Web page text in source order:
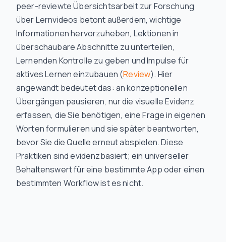
peer-reviewte Übersichtsarbeit zur Forschung
über Lernvideos betont außerdem, wichtige
Informationen hervorzuheben, Lektionen in
überschaubare Abschnitte zu unterteilen,
Lernenden Kontrolle zu geben und Impulse für
aktives Lernen einzubauen (Review). Hier
angewandt bedeutet das: an konzeptionellen
Übergängen pausieren, nur die visuelle Evidenz
erfassen, die Sie benötigen, eine Frage in eigenen
Worten formulieren und sie später beantworten,
bevor Sie die Quelle erneut abspielen. Diese
Praktiken sind evidenzbasiert; ein universeller
Behaltenswert für eine bestimmte App oder einen
bestimmten Workflow ist es nicht.